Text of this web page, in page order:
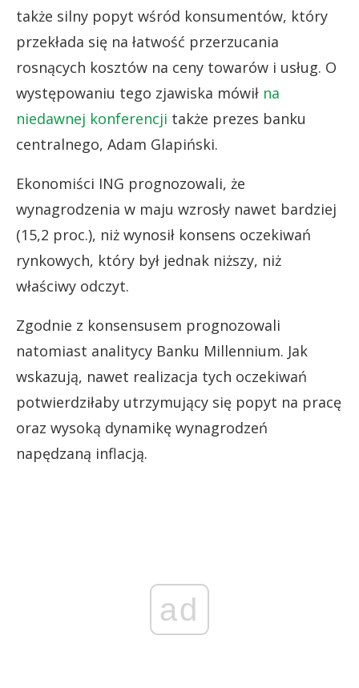
także silny popyt wśród konsumentów, który
przekłada się na łatwość przerzucania
rosnących kosztów na ceny towarów i usług. O
występowaniu tego zjawiska mówił na
niedawnej konferencji także prezes banku
centralnego, Adam Glapiński.
Ekonomiści ING prognozowali, że
wynagrodzenia w maju wzrosły nawet bardziej
(15,2 proc.), niż wynosił konsens oczekiwań
rynkowych, który był jednak niższy, niż
właściwy odczyt.
Zgodnie z konsensusem prognozowali
natomiast analitycy Banku Millennium. Jak
wskazują, nawet realizacja tych oczekiwań
potwierdziłaby utrzymujący się popyt na pracę
oraz wysoką dynamikę wynagrodzeń
napędzaną inflacją.
ad